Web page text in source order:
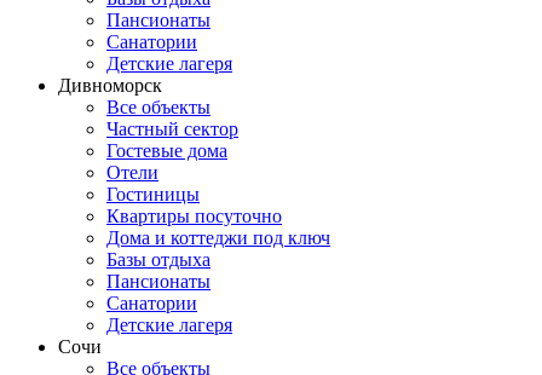
Пансионаты
Санатории
Детские лагеря
Дивноморск
Все объекты
Частный сектор
Гостевые дома
Отели
Гостиницы
Квартиры посуточно
Дома и коттеджи под ключ
Базы отдыха
Пансионаты
Санатории
Детские лагеря
Сочи
Все объекты